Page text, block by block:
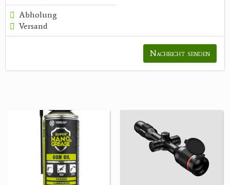
Abholung
Versand
Nachricht senden